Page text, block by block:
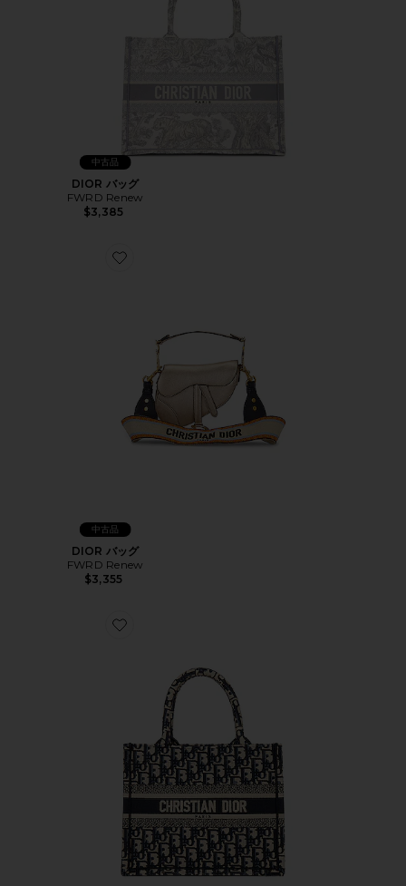
中古品
DIOR バッグ
FWRD Renew
$3,385
Favorite DIOR バッグ
中古品
DIOR バッグ
FWRD Renew
$3,355
Favorite DIOR バッグ